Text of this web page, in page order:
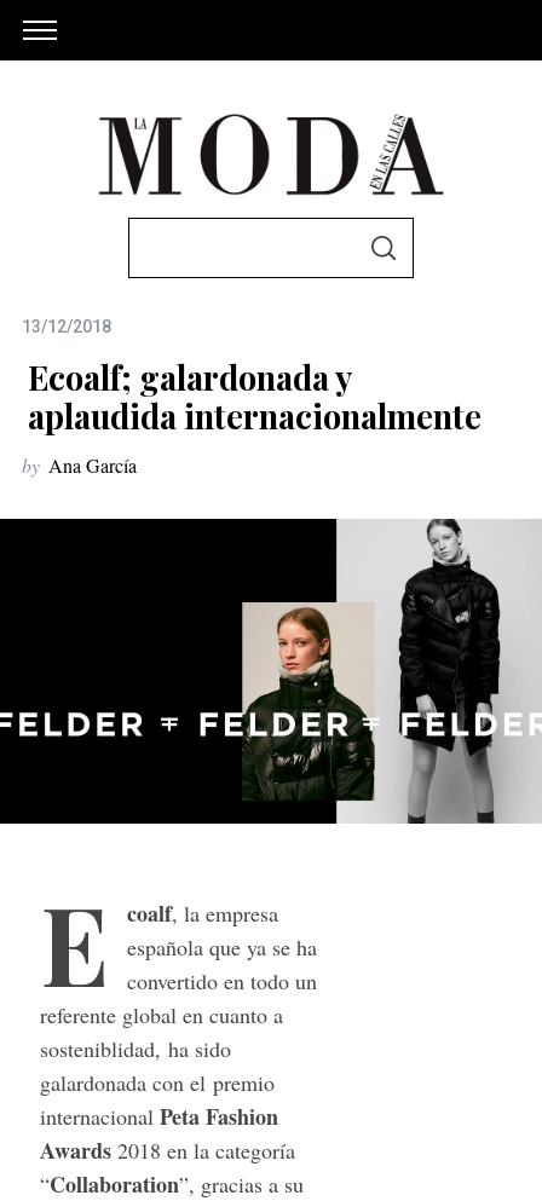
c
h
f
o
S
13/12/2018
Ecoalf; galardonada y
aplaudida internacionalmente
by Ana García
E coalf, la empresa
española que ya se ha
convertido en todo un
referente global en cuanto a
sosteniblidad, ha sido
galardonada con el premio
internacional Peta Fashion
Awards2018 en la categoría
“Collaboration”, gracias a su